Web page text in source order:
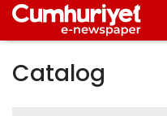
Catalog